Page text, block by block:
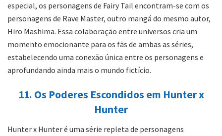
especial, os personagens de Fairy Tail encontram-se com os
personagens de Rave Master, outro mangá do mesmo autor,
Hiro Mashima. Essa colaboração entre universos cria um
momento emocionante para os fãs de ambas as séries,
estabelecendo uma conexão única entre os personagens e
aprofundando ainda mais o mundo fictício.
11. Os Poderes Escondidos em Hunter x
Hunter
Hunter x Hunter é uma série repleta de personagens